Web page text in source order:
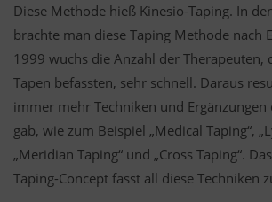
Diese Methode hieß Kinesio-Taping. In
brachte man diese Taping Methode nach
1999 wuchs die Anzahl der Therapeuten,
Tapen befassten, sehr schnell. Daraus
immer mehr Techniken und
gab, wie zum Beispiel „Medical Taping“,
„Meridian Taping“ und „Cross Taping“.
Taping-Concept fasst all diese Techniken